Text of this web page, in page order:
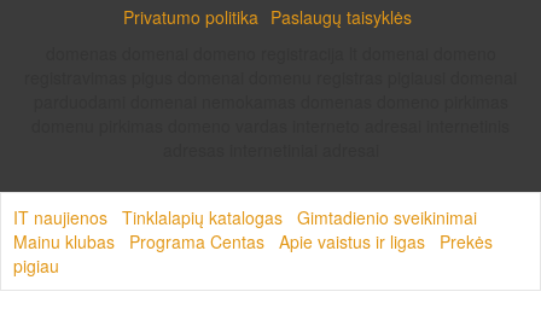
Privatumo politika Paslaugų taisyklės
IT naujienos Tinklalapių katalogas Gimtadienio sveikinimai
Mainu klubas
Programa Centas Apie vaistus ir ligas
Prekės
pigiau